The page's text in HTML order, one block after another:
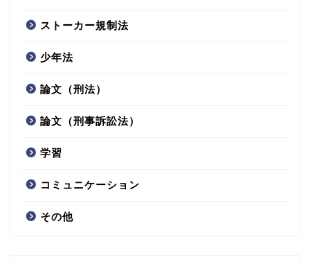
ストーカー規制法
少年法
論文（刑法）
論文（刑事訴訟法）
学習
コミュニケーション
その他